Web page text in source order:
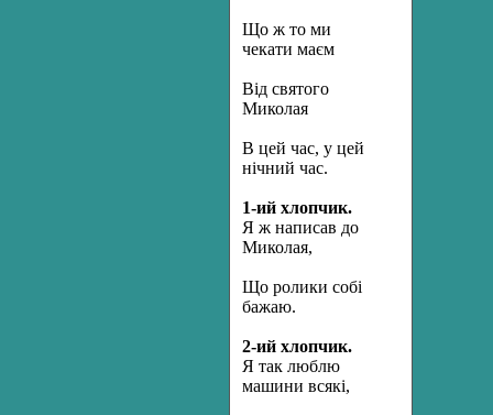
Що ж то ми
чекати маєм
Від святого
Миколая
В цей час, у цей
нічний час.
1-ий хлопчик.
Я ж написав до
Миколая,
Що ролики собі
бажаю.
2-ий хлопчик.
Я так люблю
машини всякі,